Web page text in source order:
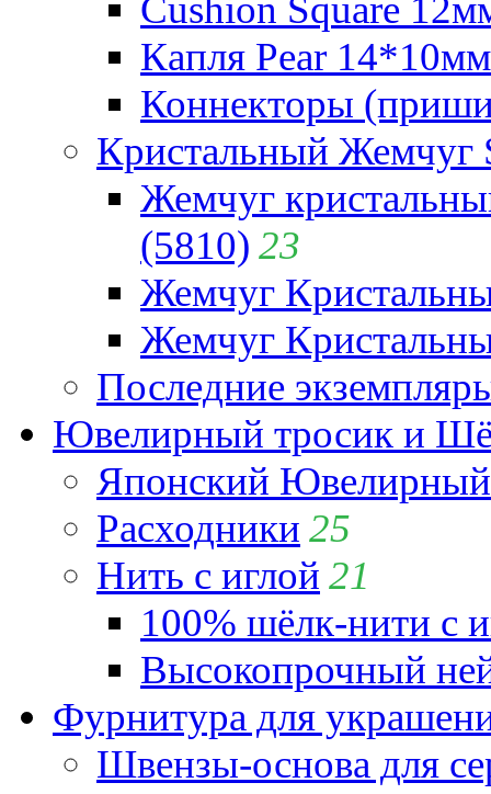
Капля Pear
Коннекторы
Кристальный Жемчуг
Жемчуг
(5810) 23
Жемчуг
Жемчуг
Последние
Ювелирный тросик и
Японский
Расходники 25
Нить с иглой 21
100% шёлк-нити с
Высокопрочный
Фурнитура для
Швензы-основа для